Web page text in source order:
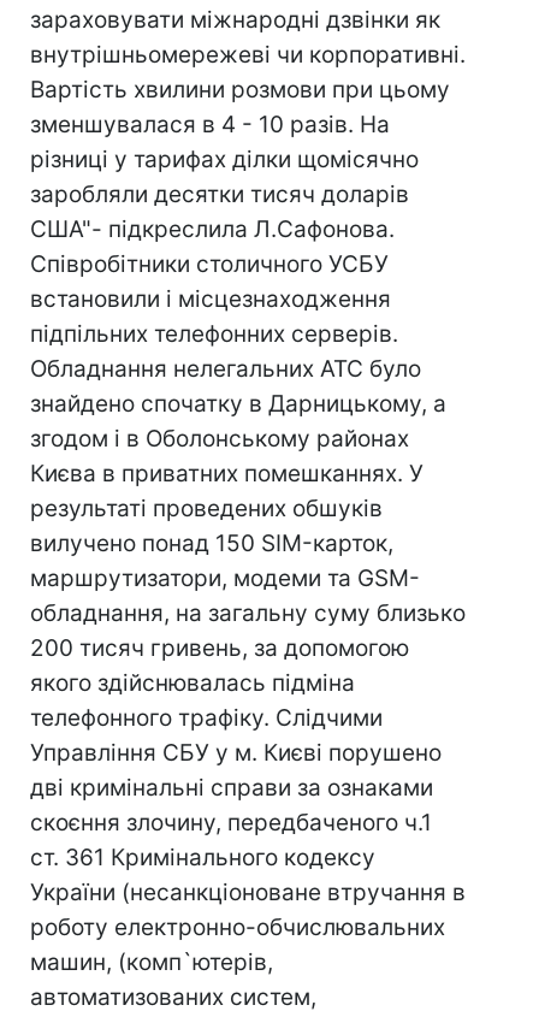
зараховувати міжнародні дзвінки як
внутрішньомережеві чи корпоративні.
Вартість хвилини розмови при цьому
зменшувалася в 4 - 10 разів. На
різниці у тарифах ділки щомісячно
заробляли десятки тисяч доларів
США"- пiдкреслила Л.Сафонова.
Співробітники столичного УСБУ
встановили i місцезнаходження
підпільних телефонних серверів.
Обладнання нелегальних АТС було
знайдено спочатку в Дарницькому, а
згодом і в Оболонському районах
Києва в приватних помешканнях. У
результаті проведених обшуків
вилучено понад 150 SIM-карток,
маршрутизатори, модеми та GSM-
обладнання, на загальну суму близько
200 тисяч гривень, за допомогою
якого здійснювалась підміна
телефонного трафіку. Слідчими
Управління СБУ у м. Києві порушено
дві кримінальні справи за ознаками
скоєння злочину, передбаченого ч.1
ст. 361 Кримінального кодексу
України (несанкціоноване втручання в
роботу електронно-обчислювальних
машин, (комп`ютерів,
автоматизованих систем,